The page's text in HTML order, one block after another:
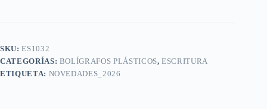
SKU:ES1032
CATEGORÍAS: BOLÍGRAFOS PLÁSTICOS,ESCRITURA
ETIQUETA: NOVEDADES_2026